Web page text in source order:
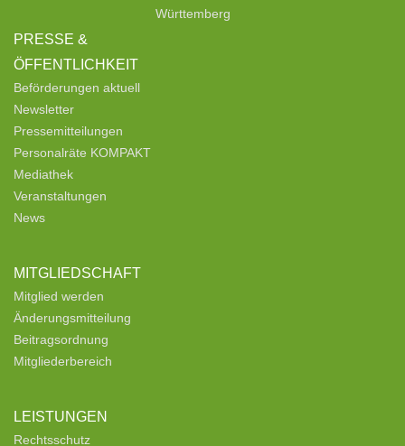
PRESSE &
ÖFFENTLICHKEIT
Beförderungen aktuell
Newsletter
Pressemitteilungen
Personalräte KOMPAKT
Mediathek
Veranstaltungen
News
MITGLIEDSCHAFT
Mitglied werden
Änderungsmitteilung
Beitragsordnung
Mitgliederbereich
LEISTUNGEN
Rechtsschutz
Württemberg